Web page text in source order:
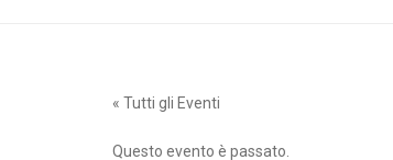
« Tutti gli Eventi
Questo evento è passato.